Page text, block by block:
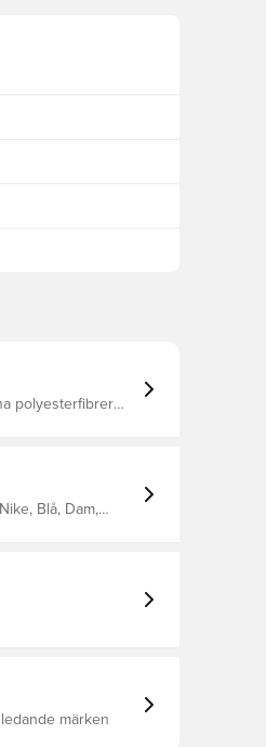
polyesterfibrer
Blå, Dam,
märken